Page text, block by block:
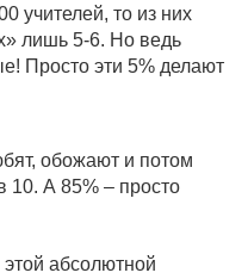
учителей, то из них
лишь 5-6. Но ведь
Просто эти 5% делают
обожают и потом
10. А 85% – просто
абсолютной